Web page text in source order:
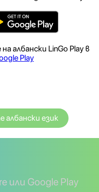
албански LinGo Play в
Play
албански език
или Google Play